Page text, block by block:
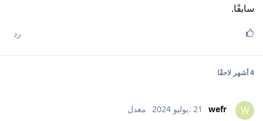
سابقًا.
رد
4 أشهر لاحقًا
W
wefr 21 .يوليو 2024 معدل